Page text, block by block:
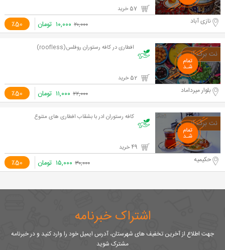
٪50 نازی آباد ۲۰,۰۰۰ ۱۰,۰۰۰ تومان
افطاری در کافه رستوران روفلس(roofless)
٪50 بلوار میرداماد ۲۲,۰۰۰ ۱۱,۰۰۰ تومان
کافه رستوران ادر با بشقاب افطاری های متنوع
٪50 حکیمیه ۳۰,۰۰۰ ۱۵,۰۰۰ تومان
اشتراک خبرنامه
جهت اطلاع از آخرین تخفیف های شهرستان، آدرس ایمیل خود را وارد کنید و در خبرنامه
مشترک شوید